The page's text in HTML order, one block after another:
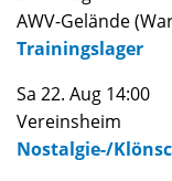
AWV-Gelände
Trainingslager
Sa 22. Aug 14:00
Vereinsheim
Nostalgie-/